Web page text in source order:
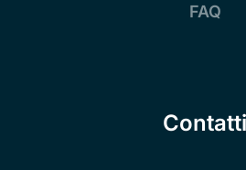
FAQ
Contatti